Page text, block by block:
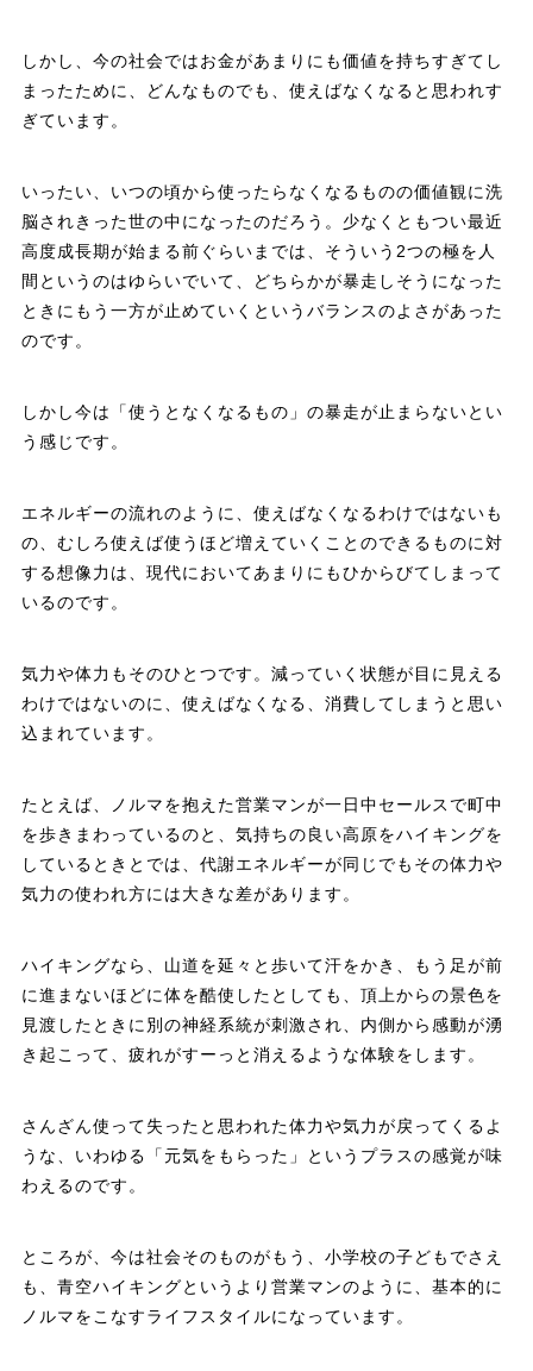
しかし、今の社会ではお金があまりにも価値を持ちすぎてし
まったために、どんなものでも、使えばなくなると思われす
ぎています。
いったい、いつの頃から使ったらなくなるものの価値観に洗
脳されきった世の中になったのだろう。少なくともつい最近
高度成長期が始まる前ぐらいまでは、そういう2つの極を人
間というのはゆらいでいて、どちらかが暴走しそうになった
ときにもう一方が止めていくというバランスのよさがあった
のです。
しかし今は「使うとなくなるもの」の暴走が止まらないとい
う感じです。
エネルギーの流れのように、使えばなくなるわけではないも
の、むしろ使えば使うほど増えていくことのできるものに対
する想像力は、現代においてあまりにもひからびてしまって
いるのです。
気力や体力もそのひとつです。減っていく状態が目に見える
わけではないのに、使えばなくなる、消費してしまうと思い
込まれています。
たとえば、ノルマを抱えた営業マンが一日中セールスで町中
を歩きまわっているのと、気持ちの良い高原をハイキングを
しているときとでは、代謝エネルギーが同じでもその体力や
気力の使われ方には大きな差があります。
ハイキングなら、山道を延々と歩いて汗をかき、もう足が前
に進まないほどに体を酷使したとしても、頂上からの景色を
見渡したときに別の神経系統が刺激され、内側から感動が湧
き起こって、疲れがすーっと消えるような体験をします。
さんざん使って失ったと思われた体力や気力が戻ってくるよ
うな、いわゆる「元気をもらった」というプラスの感覚が味
わえるのです。
ところが、今は社会そのものがもう、小学校の子どもでさえ
も、青空ハイキングというより営業マンのように、基本的に
ノルマをこなすライフスタイルになっています。